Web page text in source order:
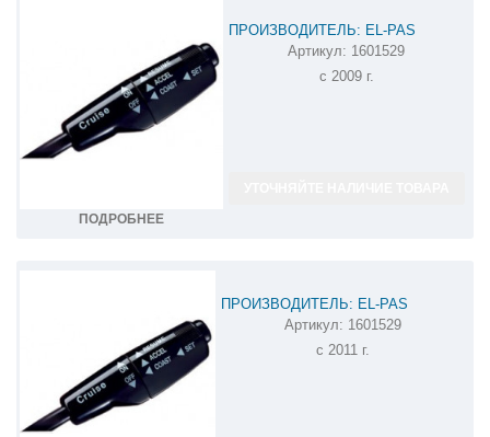
ПОДРОБНЕЕ
ПРОИЗВОДИТЕЛЬ: EL-PAS
КРУИЗ-КОНТРОЛЬ CHEVROLET
CRUZE 1601529
Артикул: 1601529
с 2009 г.
ПРОИЗВОДИТЕЛЬ: EL-PAS
КРУИЗ-КОНТРОЛЬ CHEVROLET
ORLANDO 1601529
Артикул: 1601529
с 2011 г.